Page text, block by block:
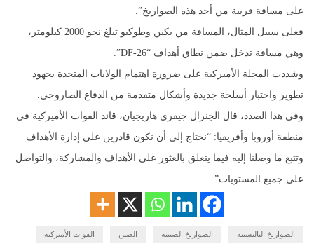
على مسافة قريبة من أحد هذه الصواريخ”.
فعلى سبيل المثال، المسافة من بكين وطوكيو تبلغ نحو 2000 كيلومتر،
وهي مسافة تدخل ضمن نطاق أهداف “DF-26”.
وشددت المجلة الأميركية على ضرورة اهتمام الولايات المتحدة بجهود
تطوير واختبار أسلحة جديدة وأشكال متقدمة من الدفاع الصاروخي.
وفي هذا الصدد، قال الجنرال جيفري هاريجيان، قائد القوات الأميركية في
منطقة أوروبا وأفريقيا: “نحتاج إلى أن نكون قادرين على إدارة الأهداف
وتتبع ما وصلنا إليه فيما يتعلق بالعثور على الأهداف والمشاركة، والتواصل
على جميع المستويات”.
الصواريخ الباليستية الصواريخ الصينية الصين القوات الأميركية